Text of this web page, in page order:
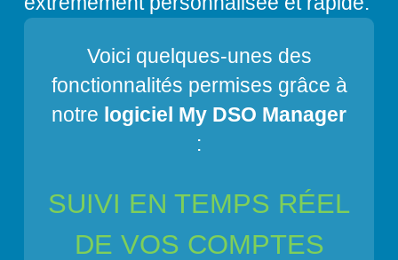
Voici quelques-unes des
fonctionnalités permises grâce à
notre logiciel My DSO Manager
:
SUIVI EN TEMPS RÉEL
DE VOS COMPTES